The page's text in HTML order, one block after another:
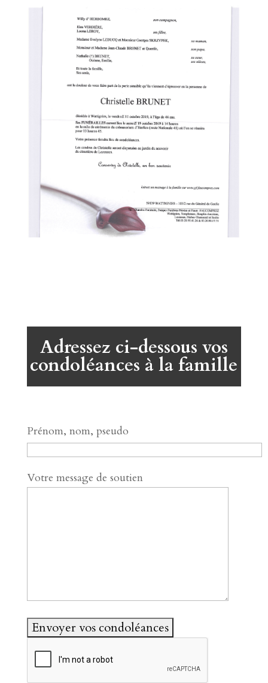
Adressez ci-dessous vos
condoléances à la famille
Prénom, nom, pseudo
Votre message de soutien